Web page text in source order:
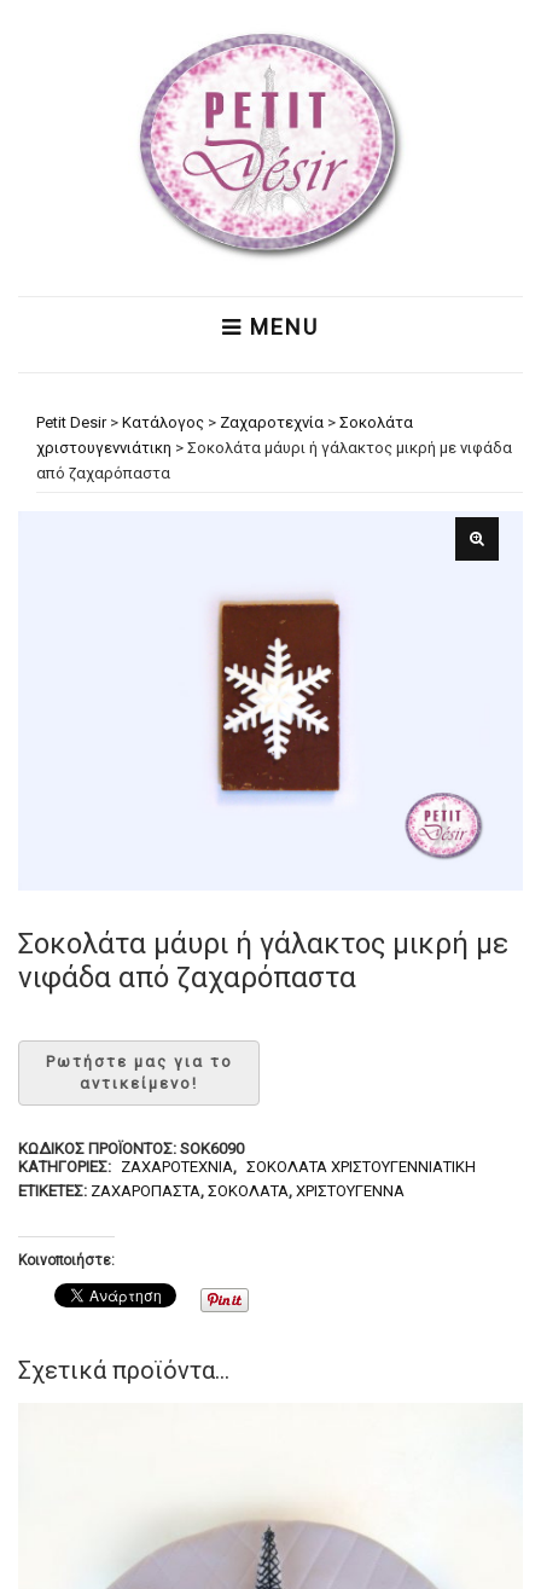
MENU
Petit Desir> Κατάλογος > Ζαχαροτεχνία > Σοκολάτα
χριστουγεννιάτικη > Σοκολάτα μάυρι ή γάλακτος μικρή με νιφάδα
από ζαχαρόπαστα
Σοκολάτα μάυρι ή γάλακτος μικρή με
νιφάδα από ζαχαρόπαστα
ΚΩΔΙΚΌΣ ΠΡΟΪΌΝΤΟΣ: SOK6090
ΚΑΤΗΓΟΡΊΕΣ: ΖΑΧΑΡΟΤΕΧΝΊΑ, ΣΟΚΟΛΆΤΑ ΧΡΙΣΤΟΥΓΕΝΝΙΆΤΙΚΗ
ΕΤΙΚΈΤΕΣ: ΖΑΧΑΡΌΠΑΣΤΑ, ΣΟΚΟΛΆΤΑ, ΧΡΙΣΤΟΎΓΕΝΝΑ
Κοινοποιήστε:
Σχετικά προϊόντα...